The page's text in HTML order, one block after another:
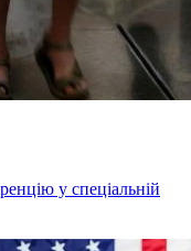
у спеціальній